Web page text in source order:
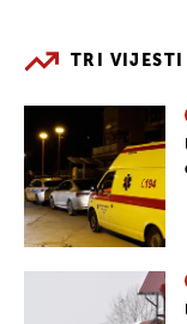
TRI VIJESTI